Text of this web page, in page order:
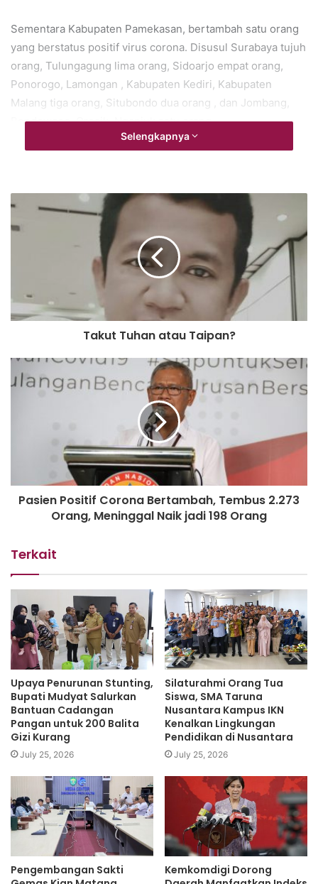
Sementara Kabupaten Pamekasan, bertambah satu orang
yang berstatus positif virus corona. Disusul Surabaya tujuh
orang, Tulungagung lima orang, Sidoarjo empat orang,
Ponorogo, Lamongan , Kabupaten Kediri, Kabupaten
Malang tiga orang, Situbondo dua orang , dan Jombang,
Bondowoso, Gresik, Nganjuk satu orang.
sehari sebelumnya yang mencapai 152 orang.
Sedangkan, untuk warga berstatus pasien dalam
pengawasan (PDP) mencapai 926 orang atau bertambah
dari data sehari sebelumnya yang jumlahnya sebanyak 780
Sementara, orang dalam pemantauan (ODP) tercatat
10.636 orang atau meningkat dari sehari sebelumnya yang
berjumlah 10.116 orang. (Septian)
Selengkapnya
Takut Tuhan atau Taipan?
Pasien Positif Corona Bertambah, Tembus 2.273
Orang, Meninggal Naik jadi 198 Orang
Terkait
Upaya Penurunan Stunting,
Bupati Mudyat Salurkan
Bantuan Cadangan
Pangan untuk 200 Balita
Gizi Kurang
July 25, 2026
Silaturahmi Orang Tua
Siswa, SMA Taruna
Nusantara Kampus IKN
Kenalkan Lingkungan
Pendidikan di Nusantara
July 25, 2026
Pengembangan Sakti
Kemkomdigi Dorong